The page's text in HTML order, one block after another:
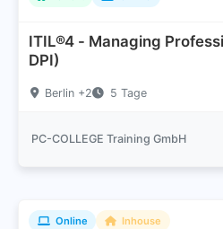
ITIL®4 - Managing
DPI)
Berlin +2 5 Tage
PC-COLLEGE Training GmbH
Online Inhouse